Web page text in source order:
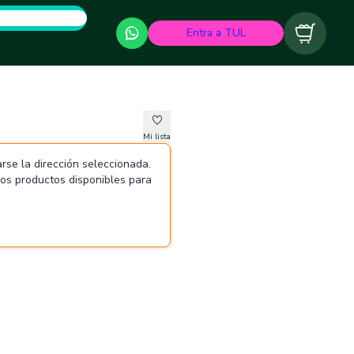
Entra a TUL Carrito
Mi lista
la dirección seleccionada.
productos disponibles para